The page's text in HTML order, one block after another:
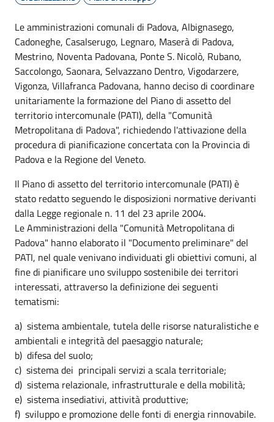
Le amministrazioni comunali di Padova, Albignasego,
Cadoneghe, Casalserugo, Legnaro, Maserà di Padova,
Mestrino, Noventa Padovana, Ponte S. Nicolò, Rubano,
Saccolongo, Saonara, Selvazzano Dentro, Vigodarzere,
Vigonza, Villafranca Padovana, hanno deciso di coordinare
unitariamente la formazione del Piano di assetto del
territorio intercomunale (PATI), della "Comunità
Metropolitana di Padova", richiedendo l'attivazione della
procedura di pianificazione concertata con la Provincia di
Padova e la Regione del Veneto.
Il Piano di assetto del territorio intercomunale (PATI) è
stato redatto seguendo le disposizioni normative derivanti
dalla Legge regionale n. 11 del 23 aprile 2004.
Le Amministrazioni della "Comunità Metropolitana di
Padova" hanno elaborato il "Documento preliminare" del
PATI, nel quale venivano individuati gli obiettivi comuni, al
fine di pianificare uno sviluppo sostenibile dei territori
interessati, attraverso la definizione dei seguenti
tematismi:
a) sistema ambientale, tutela delle risorse naturalistiche e
ambientali e integrità del paesaggio naturale;
b) difesa del suolo;
c) sistema dei principali servizi a scala territoriale;
d) sistema relazionale, infrastrutturale e della mobilità;
e) sistema insediativi, attività produttive;
f) sviluppo e promozione delle fonti di energia rinnovabile.